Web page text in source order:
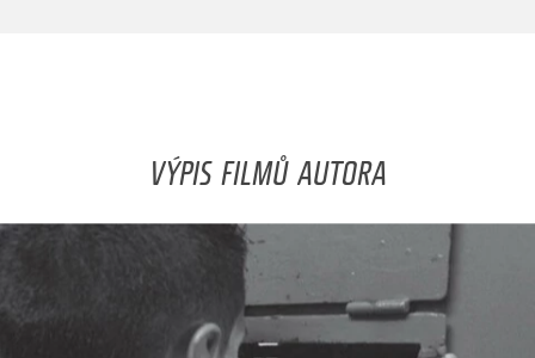
VÝPIS FILMŮ AUTORA